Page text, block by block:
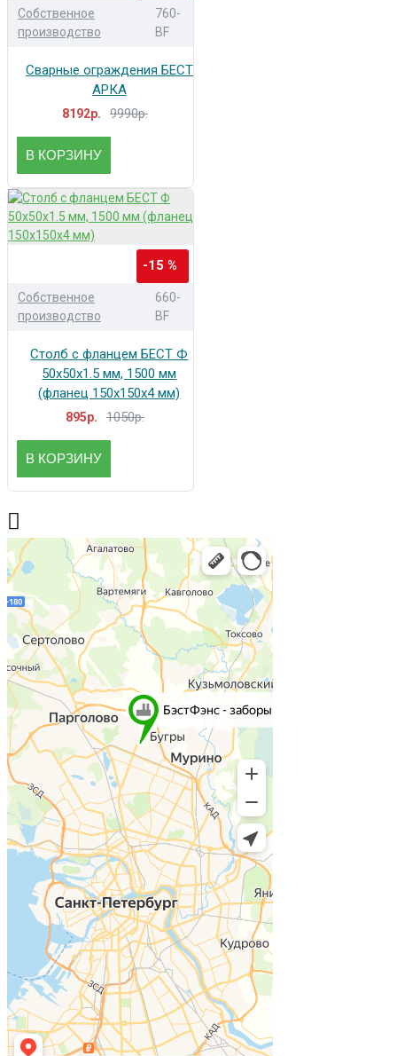
Собственное
производство
760-
BF
Сварные ограждения БЕСТ
АРКА
8192р. 9990р.
В КОРЗИНУ
-15 %
Собственное
производство
660-
BF
Столб с фланцем БЕСТ Ф
50x50x1.5 мм, 1500 мм
(фланец 150x150x4 мм)
895р. 1050р.
В КОРЗИНУ
О компании
О нас
Доставка и оплата